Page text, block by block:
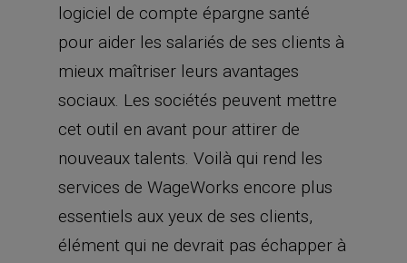
logiciel de compte épargne santé
pour aider les salariés de ses clients à
mieux maîtriser leurs avantages
sociaux. Les sociétés peuvent mettre
cet outil en avant pour attirer de
nouveaux talents. Voilà qui rend les
services de WageWorks encore plus
essentiels aux yeux de ses clients,
élément qui ne devrait pas échapper à